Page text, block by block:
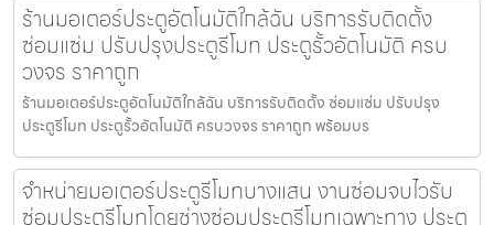
ร้านมอเตอร์ประตูอัตโนมัติใกล้ฉัน บริการรับติดตั้ง
ซ่อมแซ่ม ปรับปรุงประตูรีโมท ประตูรั้วอัตโนมัติ ครบ
วงจร ราคาถูก
ร้านมอเตอร์ประตูอัตโนมัติใกล้ฉัน บริการรับติดตั้ง ซ่อมแซ่ม ปรับปรุง
ประตูรีโมท ประตูรั้วอัตโนมัติ ครบวงจร ราคาถูก พร้อมบร
จำหน่ายมอเตอร์ประตูรีโมทบางแสน งานซ่อมจบไวรับ
ซ่อมประตูรีโมทโดยช่างซ่อมประตูรีโมทเฉพาะทาง ประตู